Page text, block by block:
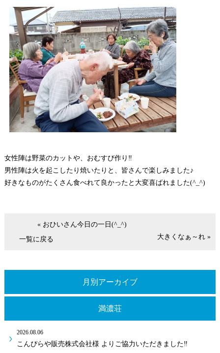
女性陣は野菜のカットや、おむすび作り‼
男性陣は火を起こしたり焼いたりと、皆さんで楽しみました♪
好きなものがたくさん食べれて良かったと大変喜ばれました(^_^)
« おひいさん今日の一日(^_^)
大きくなぁ～れ »
一覧に戻る
月別アーカイブ
満濃荘
2026.08.06
こんぴらや販売株式会社様 よりご協力いただきました‼